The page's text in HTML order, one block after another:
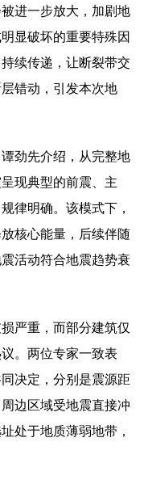
河北 山西
上海 江苏
福建 江西
海南 重庆
云南 西藏
青海 宁夏
龙江
عربى
本語 한국어
进一步放大，加剧地
显破坏的重要特殊因
续传递，让断裂带交
错动，引发本次地
劲先介绍，从完整地
现典型的前震、主
律明确。该模式下，
核心能量，后续伴随
活动符合地震趋势衰
严重，而部分建筑仅
。两位专家一致表
决定，分别是震源距
边区域受地震直接冲
处于地质薄弱地带，